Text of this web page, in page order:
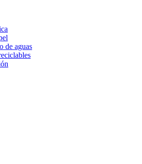
de aguas